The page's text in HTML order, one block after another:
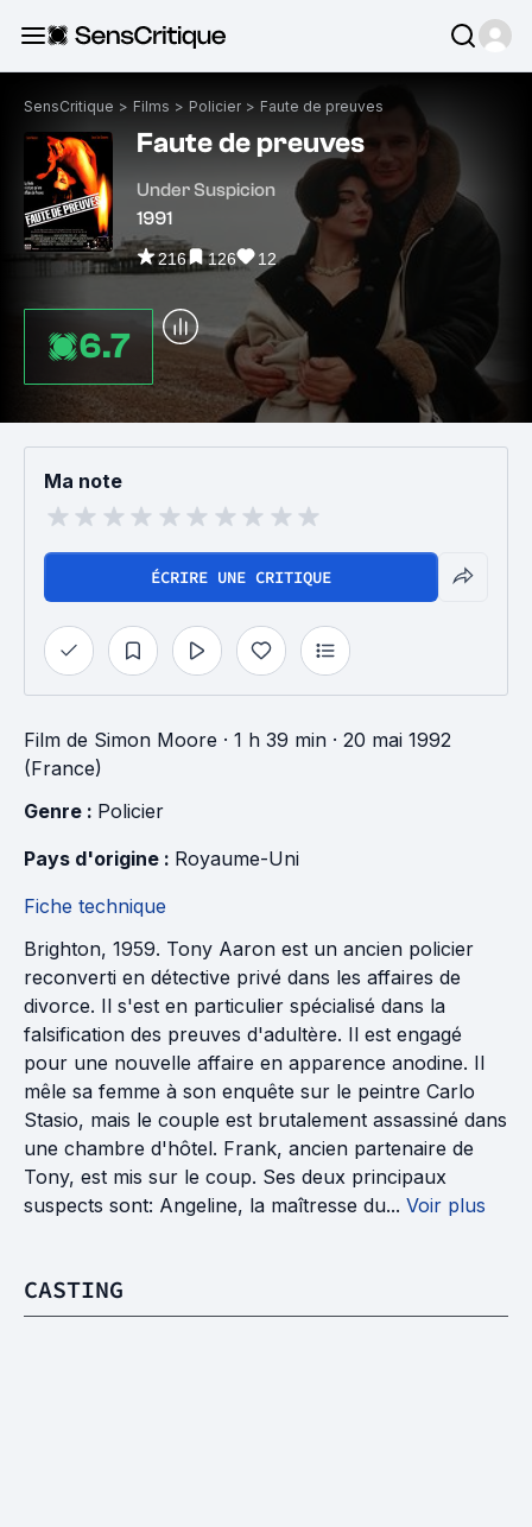
SensCritique > Films > Policier > Faute de preuves
Faute de preuves
Under Suspicion
1991
216 126 12
6.7
Ma note
ÉCRIRE UNE CRITIQUE
Film de Simon Moore · 1 h 39 min · 20 mai 1992
(France)
Genre : Policier
Pays d'origine : Royaume-Uni
Fiche technique
Brighton, 1959. Tony Aaron est un ancien policier
reconverti en détective privé dans les affaires de
divorce. Il s'est en particulier spécialisé dans la
falsification des preuves d'adultère. Il est engagé
pour une nouvelle affaire en apparence anodine. Il
mêle sa femme à son enquête sur le peintre Carlo
Stasio, mais le couple est brutalement assassiné dans
une chambre d'hôtel. Frank, ancien partenaire de
Tony, est mis sur le coup. Ses deux principaux
suspects sont: Angeline, la maîtresse du... Voir plus
CASTING